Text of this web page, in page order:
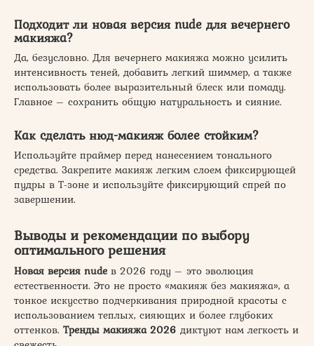
Подходит ли новая версия nude для вечернего
макияжа?
Да, безусловно. Для вечернего макияжа можно усилить
интенсивность теней, добавить легкий шиммер, а также
использовать более выразительный блеск или помаду.
Главное – сохранить общую натуральность и сияние.
Как сделать нюд-макияж более стойким?
Используйте праймер перед нанесением тонального
средства. Закрепите макияж легким слоем фиксирующей
пудры в T-зоне и используйте фиксирующий спрей по
завершении.
Выводы и рекомендации по выбору
оптимального решения
Новая версия nude в 2026 году – это эволюция
естественности. Это не просто «макияж без макияжа», а
тонкое искусство подчеркивания природной красоты с
использованием теплых, сияющих и более глубоких
оттенков. Тренды макияжа 2026 диктуют нам легкость и